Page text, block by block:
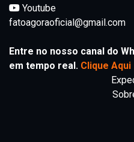
Youtube
fatoagoraoficial@gmail.com
Entre no nosso canal do
em tempo real. Clique Aqui